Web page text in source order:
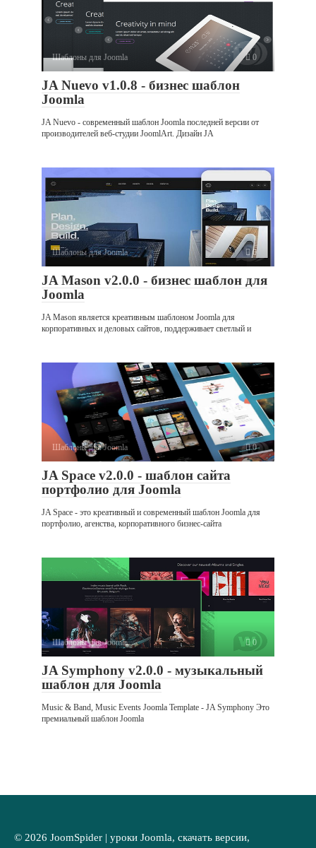
Шаблоны для Joomla 0
JA Nuevo v1.0.8 - бизнес шаблон
Joomla
JA Nuevo - современный шаблон Joomla последней версии от
производителей веб-студии JoomlArt. Дизайн JA
Шаблоны для Joomla 0
JA Mason v2.0.0 - бизнес шаблон для
Joomla
JA Mason является креативным шаблоном Joomla для
корпоративных и деловых сайтов, поддерживает светлый и
Шаблоны для Joomla 0
JA Space v2.0.0 - шаблон сайта
портфолио для Joomla
JA Space - это креативный и современный шаблон Joomla для
портфолио, агенства, корпоративного бизнес-сайта
Шаблоны для Joomla 0
JA Symphony v2.0.0 - музыкальный
шаблон для Joomla
Music & Band, Music Events Joomla Template - JA Symphony Это
премиальный шаблон Joomla
© 2026 JoomSpider | уроки Joomla, скачать версии,